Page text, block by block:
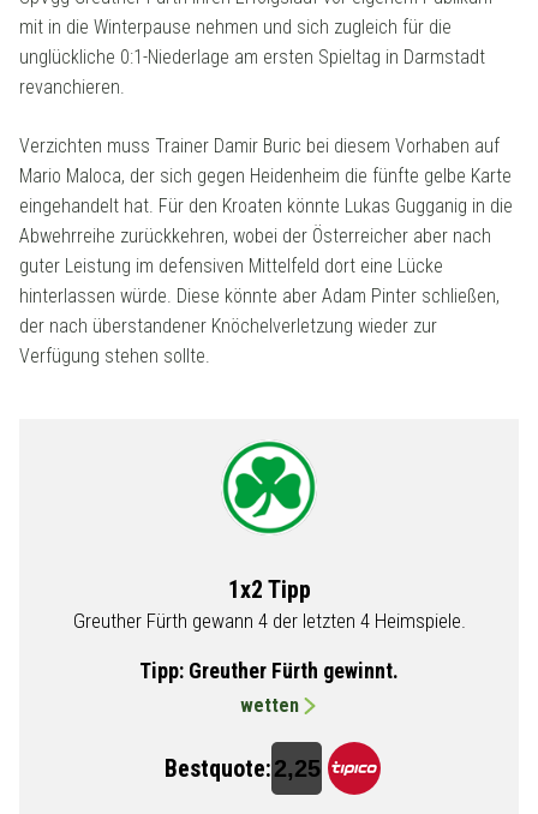
mit in die Winterpause nehmen und sich zugleich für die
unglückliche 0:1-Niederlage am ersten Spieltag in Darmstadt
revanchieren.
Verzichten muss Trainer Damir Buric bei diesem Vorhaben auf
Mario Maloca, der sich gegen Heidenheim die fünfte gelbe Karte
eingehandelt hat. Für den Kroaten könnte Lukas Gugganig in die
Abwehrreihe zurückkehren, wobei der Österreicher aber nach
guter Leistung im defensiven Mittelfeld dort eine Lücke
hinterlassen würde. Diese könnte aber Adam Pinter schließen,
der nach überstandener Knöchelverletzung wieder zur
Verfügung stehen sollte.
1x2 Tipp
Greuther Fürth gewann 4 der letzten 4 Heimspiele.
Tipp: Greuther Fürth gewinnt.
wetten
Bestquote:2,25